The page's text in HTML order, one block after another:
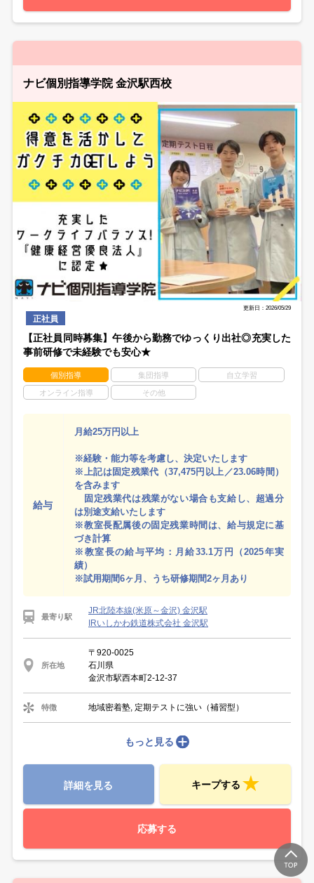
ナビ個別指導学院 金沢駅西校
更新日：2026/05/29
正社員
【正社員同時募集】午後から勤務でゆっくり出社◎充実した
事前研修で未経験でも安心★
個別指導 集団指導 自立学習
オンライン指導 その他
給与
月給25万円以上
※経験・能力等を考慮し、決定いたします
※上記は固定残業代（37,475円以上／23.06時間）
を含みます
固定残業代は残業がない場合も支給し、超過分
は別途支給いたします
※教室長配属後の固定残業時間は、給与規定に基
づき計算
※教室長の給与平均：月給33.1万円（2025年実
績）
※試用期間6ヶ月、うち研修期間2ヶ月あり
最寄り駅
JR北陸本線(米原～金沢) 金沢駅
IRいしかわ鉄道株式会社 金沢駅
所在地
〒920-0025
石川県
金沢市駅西本町2-12-37
特徴 地域密着塾, 定期テストに強い（補習型）
もっと見る
詳細を見る キープする
応募する